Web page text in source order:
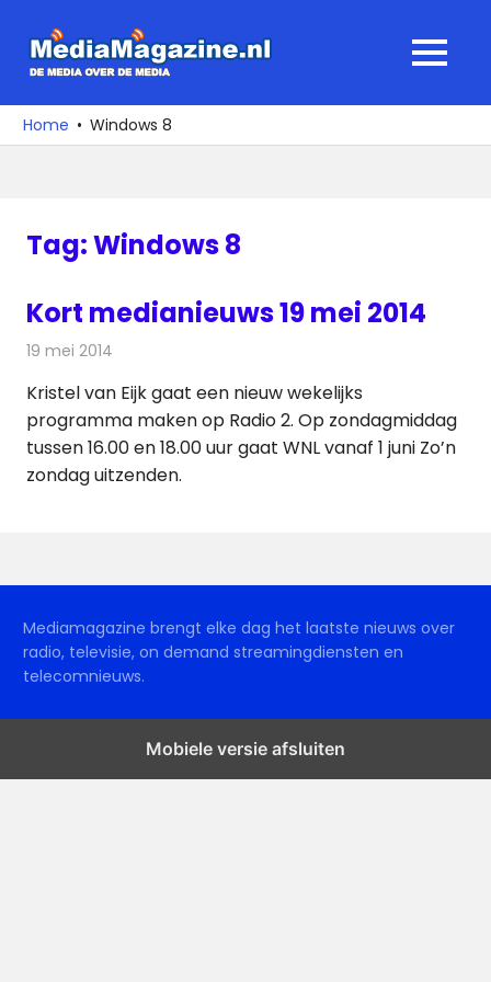
naar
media
over
MENU
Home Windows 8
Tag:Windows 8
Kort medianieuws 19 mei 2014
19 mei 2014
Kristel van Eijk gaat een nieuw wekelijks
programma maken op Radio 2. Op zondagmiddag
tussen 16.00 en 18.00 uur gaat WNL vanaf 1 juni Zo’n
zondag uitzenden.
Mediamagazine brengt elke dag het laatste nieuws over
radio, televisie, on demand streamingdiensten en
telecomnieuws.
Mobiele versie afsluiten